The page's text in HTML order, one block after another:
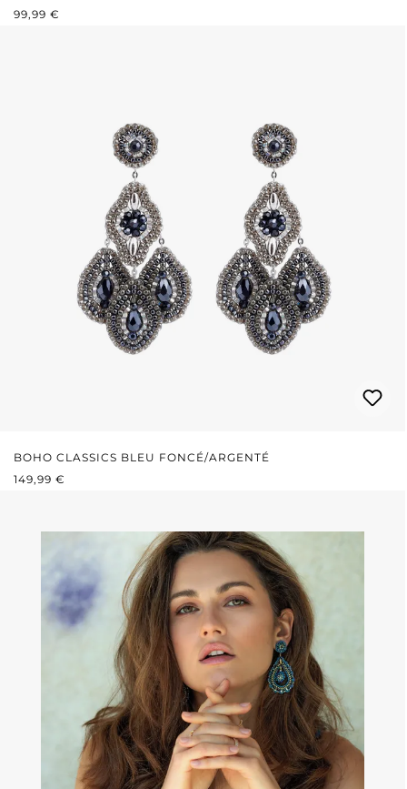
PRIX RÉGULIER :
99,99 €
BOHO CLASSICS BLEU FONCÉ/ARGENTÉ
PRIX RÉGULIER :
149,99 €